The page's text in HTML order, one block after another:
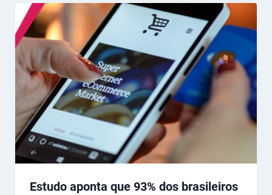
Estudo aponta que 93% dos brasileiros